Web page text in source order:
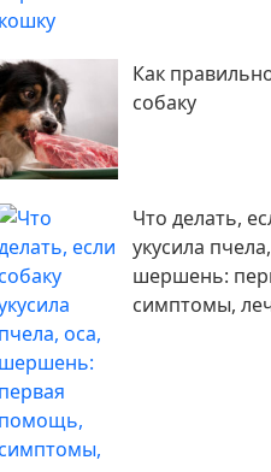
Как
собаку
Что делать,
укусила
шершень:
симптомы,